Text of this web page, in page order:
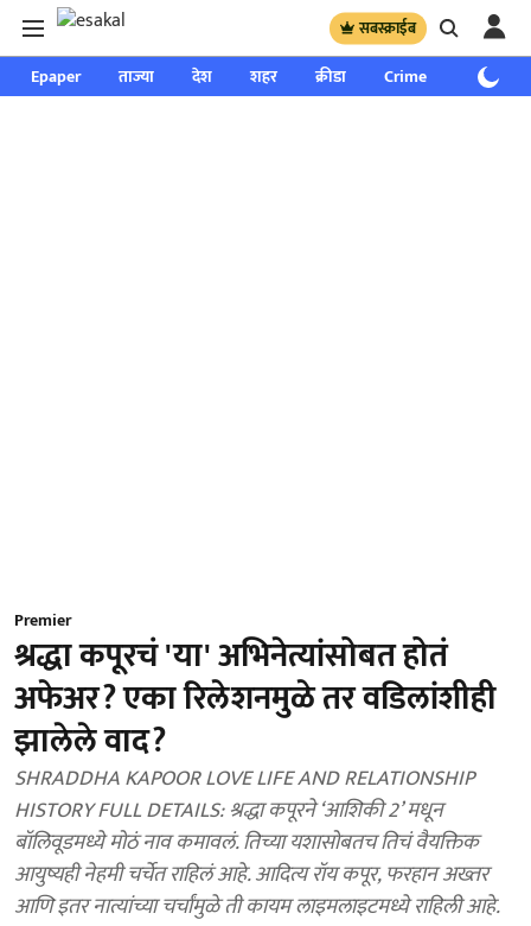
सबस्क्राईब
Epaper ताज्या देश शहर क्रीडा Crime साप्ताहिक
Premier
श्रद्धा कपूरचं 'या' अभिनेत्यांसोबत होतं
अफेअर? एका रिलेशनमुळे तर वडिलांशीही
झालेले वाद?
SHRADDHA KAPOOR LOVE LIFE AND RELATIONSHIP
HISTORY FULL DETAILS: श्रद्धा कपूरने ‘आशिकी 2’ मधून
बॉलिवूडमध्ये मोठं नाव कमावलं. तिच्या यशासोबतच तिचं वैयक्तिक
आयुष्यही नेहमी चर्चेत राहिलं आहे. आदित्य रॉय कपूर, फरहान अख्तर
आणि इतर नात्यांच्या चर्चांमुळे ती कायम लाइमलाइटमध्ये राहिली आहे.